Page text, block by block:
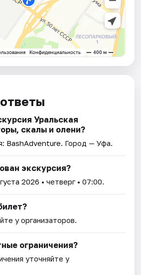
Уральская
скалы и олени?
BashAdventure. Город — Уфа.
экскурсия?
2026 • четверг • 07:00.
у организаторов.
ограничения?
уточняйте у